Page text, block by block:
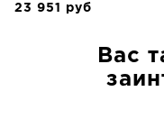
23 951 руб
Вас